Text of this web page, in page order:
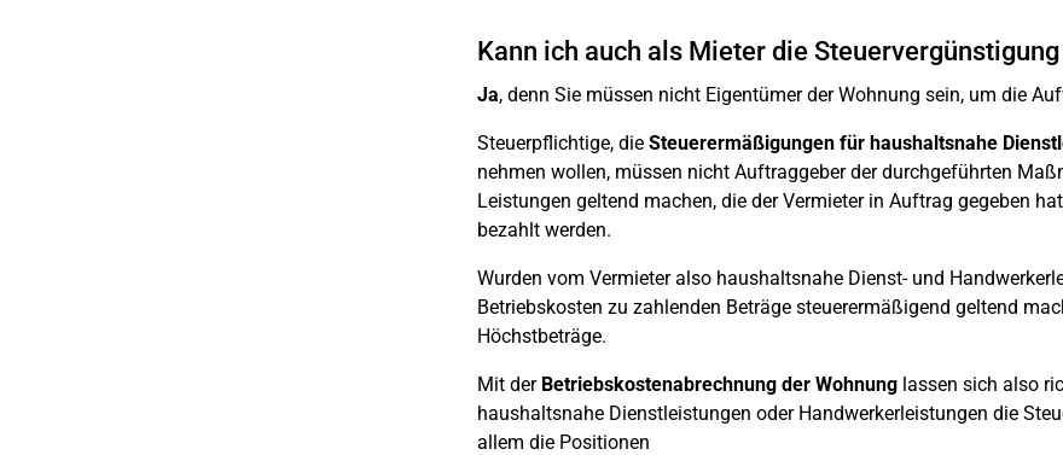
Kann ich auch als Mieter die
Ja, denn Sie müssen nicht Eigentümer der Wohnung sein, um die
Steuerpflichtige, die Steuerermäßigungen für haushaltsnahe
nehmen wollen, müssen nicht Auftraggeber der durchgeführten
Leistungen geltend machen, die der Vermieter in Auftrag gegeben
bezahlt werden.
Wurden vom Vermieter also haushaltsnahe Dienst- und
Betriebskosten zu zahlenden Beträge steuerermäßigend geltend
Höchstbeträge.
Mit der Betriebskostenabrechnung der Wohnunglassen sich also
haushaltsnahe Dienstleistungen oder Handwerkerleistungen die
allem die Positionen